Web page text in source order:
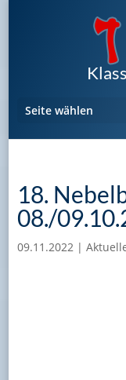
Seite wählen
18.
08./
09.11.2022|